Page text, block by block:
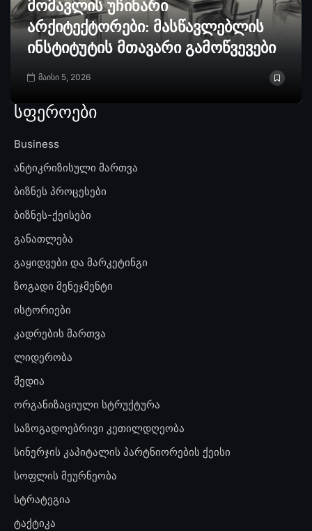
მომავლის უჩინარი
არქიტექტორები: მასწავლებლის
ინსტიტუტის მთავარი გამოწვევები
მაისი 5, 2026
სფეროები
Business
ანტიკრიზისული მართვა
ბიზნეს პროცესები
ბიზნეს-ქეისები
განათლება
გაყიდვები და მარკეტინგი
ზოგადი მენეჯმენტი
ისტორიები
კადრების მართვა
ლიდერობა
მედია
ორგანიზაციული სტრუქტურა
საზოგადოებრივი კეთილდღეობა
სინერჯის კაპიტალის პარტნიორების ქეისი
სოფლის მეურნეობა
სტრატეგია
ტაქტიკა